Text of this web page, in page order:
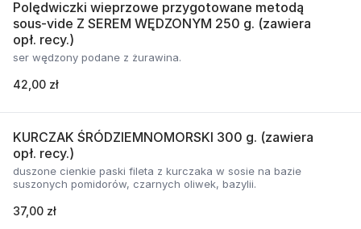
Polędwiczki wieprzowe przygotowane metodą
sous-vide Z SEREM WĘDZONYM 250 g. (zawiera
opł. recy.)
ser wędzony podane z żurawina.
42,00 zł
KURCZAK ŚRÓDZIEMNOMORSKI 300 g. (zawiera
opł. recy.)
duszone cienkie paski fileta z kurczaka w sosie na bazie
suszonych pomidorów, czarnych oliwek, bazylii.
37,00 zł